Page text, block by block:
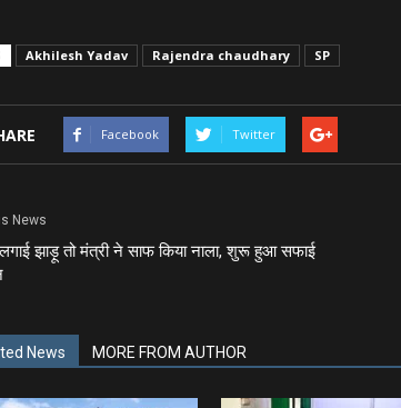
Akhilesh Yadav Rajendra chaudhary SP
Facebook Twitter
News
झाड़ू तो मंत्री ने साफ किया नाला, शुरू हुआ सफाई
News MORE FROM AUTHOR